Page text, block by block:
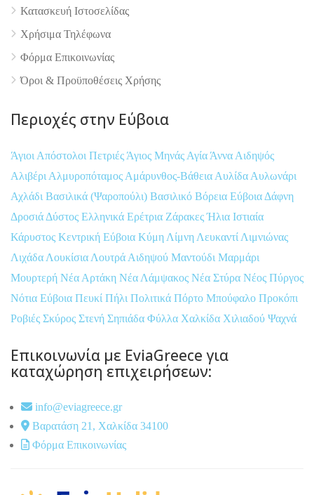
Κατασκευή Ιστοσελίδας
Χρήσιμα Τηλέφωνα
Φόρμα Επικοινωνίας
Όροι & Προϋποθέσεις Xρήσης
Περιοχές στην Εύβοια
Άγιοι Απόστολοι Πετριές Άγιος Μηνάς Αγία Άννα Αιδηψός
Αλιβέρι Αλμυροπόταμος Αμάρυνθος-Βάθεια Αυλίδα Αυλωνάρι
Αχλάδι Βασιλικά (Ψαροπούλι) Βασιλικό Βόρεια Εύβοια Δάφνη
Δροσιά Δύστος Ελληνικά Ερέτρια ΖάρακεςΉλια Ιστιαία
Κάρυστος Κεντρική Εύβοια Κύμη Λίμνη Λευκαντί Λιμνιώνας
Λιχάδα Λουκίσια Λουτρά Αιδηψού Μαντούδι Μαρμάρι
Μουρτερή Νέα Αρτάκη Νέα Λάμψακος Νέα Στύρα Νέος Πύργος
Νότια Εύβοια Πευκί Πήλι Πολιτικά Πόρτο Μπούφαλο Προκόπι
Ροβιές Σκύρος Στενή Σηπιάδα Φύλλα Χαλκίδα Χιλιαδού Ψαχνά
Επικοινωνία με EviaGreece για
καταχώρηση επιχειρήσεων:
info@eviagreece.gr
Βαρατάση 21, Χαλκίδα 34100
Φόρμα Επικοινωνίας